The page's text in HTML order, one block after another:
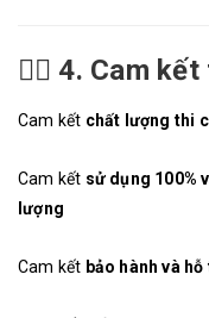
👷‍♂️ 4. Cam kết
Cam kết chất lượng thi
Cam kết sử dụng 100%
lượng
Cam kết bảo hành và